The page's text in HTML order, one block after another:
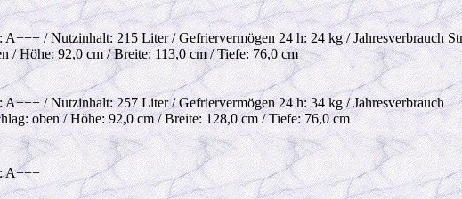
/ Nutzinhalt: 215 Liter / Gefriervermögen 24 h: 24 kg / Jahresverbrauch
/ Höhe: 92,0 cm / Breite: 113,0 cm / Tiefe: 76,0 cm
/ Nutzinhalt: 257 Liter / Gefriervermögen 24 h: 34 kg / Jahresverbrauch
oben / Höhe: 92,0 cm / Breite: 128,0 cm / Tiefe: 76,0 cm
A+++